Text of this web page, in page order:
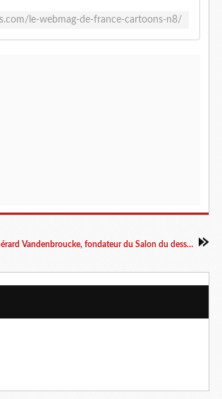
le-webmag-de-france-cartoons-n8/
Disparition de Gérard Vandenbroucke, fondateur du Salon du dessin de presse et de l'humour de Saint-Just-Le-Martel